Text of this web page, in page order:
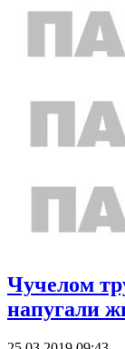
Чучелом
напугали